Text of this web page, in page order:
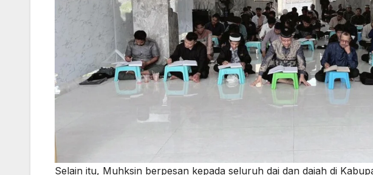
Selain itu, Muhksin berpesan kepada seluruh dai dan daiah di